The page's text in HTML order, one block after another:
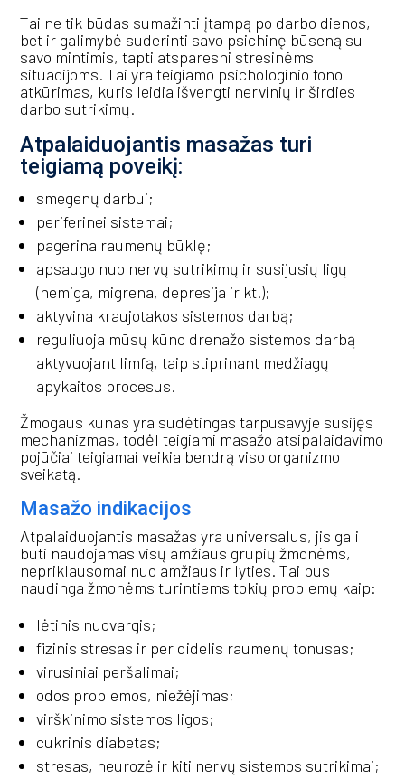
Tai ne tik būdas sumažinti įtampą po darbo dienos,
bet ir galimybė suderinti savo psichinę būseną su
savo mintimis, tapti atsparesni stresinėms
situacijoms. Tai yra teigiamo psichologinio fono
atkūrimas, kuris leidia išvengti nervinių ir širdies
darbo sutrikimų.
Atpalaiduojantis masažas turi
teigiamą poveikį:
smegenų darbui;
periferinei sistemai;
pagerina raumenų būklę;
apsaugo nuo nervų sutrikimų ir susijusių ligų
(nemiga, migrena, depresija ir kt.);
aktyvina kraujotakos sistemos darbą;
reguliuoja mūsų kūno drenažo sistemos darbą
aktyvuojant limfą, taip stiprinant medžiagų
apykaitos procesus.
Žmogaus kūnas yra sudėtingas tarpusavyje susijęs
mechanizmas, todėl teigiami masažo atsipalaidavimo
pojūčiai teigiamai veikia bendrą viso organizmo
sveikatą.
Masažo indikacijos
Atpalaiduojantis masažas yra universalus, jis gali
būti naudojamas visų amžiaus grupių žmonėms,
nepriklausomai nuo amžiaus ir lyties. Tai bus
naudinga žmonėms turintiems tokių problemų kaip:
lėtinis nuovargis;
fizinis stresas ir per didelis raumenų tonusas;
virusiniai peršalimai;
odos problemos, niežėjimas;
virškinimo sistemos ligos;
cukrinis diabetas;
stresas, neurozė ir kiti nervų sistemos sutrikimai;